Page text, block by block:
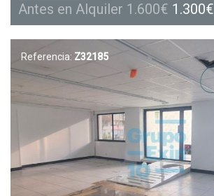
Antes en Alquiler 1.600€ 1.300€
Referencia: Z32185